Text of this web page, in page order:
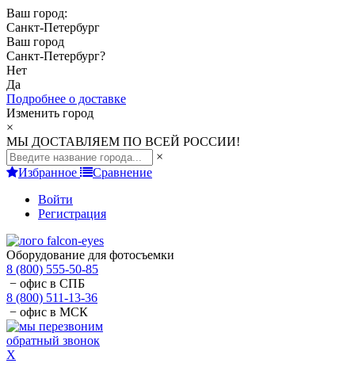
Ваш город:
Санкт-Петербург
Ваш город
Санкт-Петербург?
Нет
Да
Подробнее о доставке
Изменить город
×
МЫ ДОСТАВЛЯЕМ ПО ВСЕЙ РОССИИ!
×
Избранное
Сравнение
Войти
Регистрация
Оборудование для фотосъемки
8 (800) 555-50-85
− офис в СПБ
8 (800) 511-13-36
− офис в МСК
обратный звонок
X